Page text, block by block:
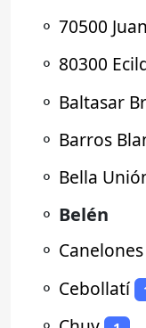
⚬ 70500
⚬ 80300
⚬ Baltasar
⚬ Barros
⚬ Bella
⚬ Belén
⚬ Canelones
⚬ Cebollatí